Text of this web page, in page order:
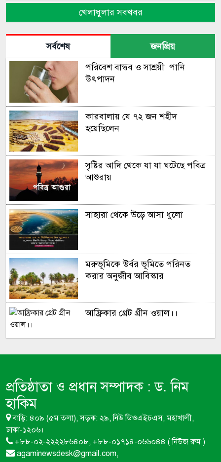
শেষ ওভারের রোমাঞ্চে কিউইদের
হারাল অস্ট্রেলিয়া
বিধ্বংসী সেঞ্চুরিতে রেকর্ডবুকে
তানজিদ তামিম
মাথায় আঘাত পেয়ে হাসপাতালে
মুস্তাফিজ
এবার টি-টোয়েন্টি ক্রিকেটে বিদায়ের
ক্ষণ জানালেন ওয়ার্নার
খেলাধুলার সবখবর
সর্বশেষ
জনপ্রিয়
পরিবেশ বান্ধব ও সাশ্রয়ী পানি
উৎপাদন
কারবালায় যে ৭২ জন শহীদ
হয়েছিলেন
সৃষ্টির আদি থেকে যা যা ঘটেছে পবিত্র
আশুরায়
সাহারা থেকে উড়ে আসা ধুলো
মরুভূমিকে উর্বর ভূমিতে পরিনত
করার অনুজীব আবিস্কার
আফ্রিকার গ্রেট গ্রীন ওয়াল।।
তৃতীয়াংশ খাদ্যশস্য উৎপাদন বন্ধ হয়ে
যেতে পারে
ন্যাশনাল এপি কালচার ফাউন্ডেশন
প্রতিষ্ঠাতা ও প্রধান সম্পাদক :ড. নিম
হাকিম
বাড়ি: ৪০৯ (৫ম তলা), সড়ক: ২৯, নিউ ডিওএইচএস, মহাখালী,
ঢাকা-১২০৬।
+৮৮-০২-২২২২৮৬৪০৮, +৮৮-০১৭১৪-০৬৬০৪৪ ( নিউজ রুম )
agaminewsdesk@gmail.com,